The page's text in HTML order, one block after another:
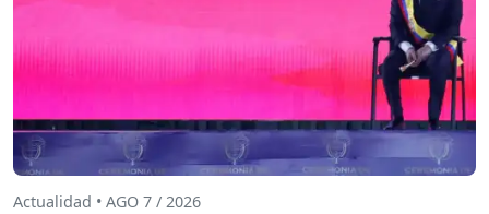
Actualidad • AGO 7 / 2026